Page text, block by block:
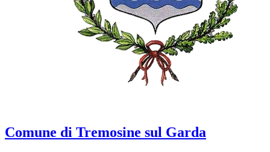
Comune di Tremosine sul Garda